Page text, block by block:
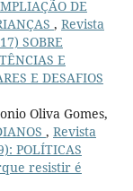
DE
, Revista
SOBRE
E
E DESAFIOS
Oliva Gomes,
, Revista
POLÍTICAS
resistir é